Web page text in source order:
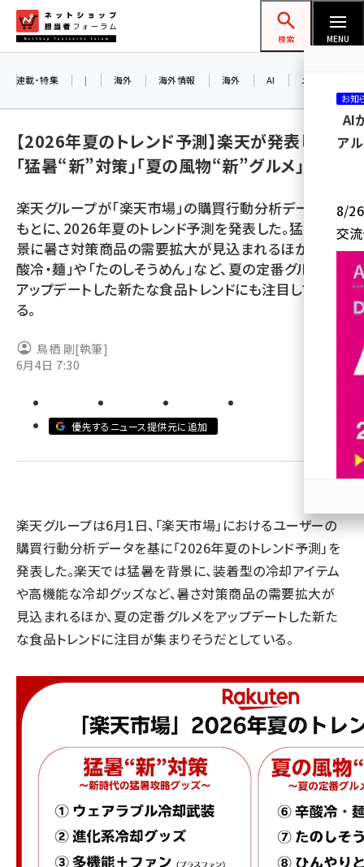
ン
ネットショップ担当者フォーラム
検索 MENU
yahoo (1908)
楽天 (1877)
ecbeing (1211)
ビィ・フォアード (782)
連載・特集 | 海外 海外情報 海外 AI メタバース
【2026年夏のトレンド予測】楽天が発表した
「猛暑“新”対策」「夏の風物“新”グルメ」とは
楽天グループが「楽天市場」の購買行動分析データを
もとに、2026年夏のトレンド予測を発表した。猛暑を背
景に暑さ対策商品の需要拡大が見込まれるほか、「辛
酸冷・麺」や「たのしそうめん」など、夏の定番グルメを
アップデートした新たな食品トレンドにも注目してい
る。
鳥栖 剛[執筆]
6月4日 7:30
優先するニュース提供元に追加
楽天グループは6月1日、「楽天市場」におけるユーザーの
購買行動分析データを基に「2026年夏のトレンド予測」を
発表した。楽天では猛暑を背景に、装着型の冷却アイテム
や高機能な冷却グッズなど、暑さ対策商品の需要拡大が
見込まれるほか、夏の定番グルメをアップデートした新た
な食品トレンドに注目が集まりそうだとしている。
お知
AI
ア
8/26
交
参